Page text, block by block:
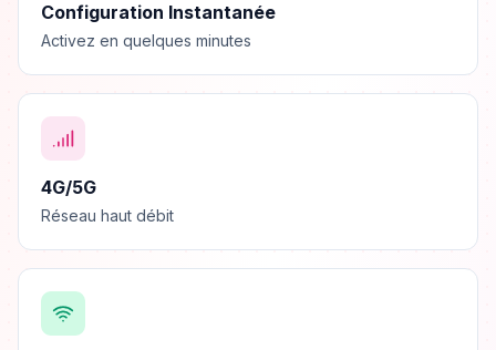
Configuration Instantanée
Activez en quelques minutes
4G/5G
Réseau haut débit